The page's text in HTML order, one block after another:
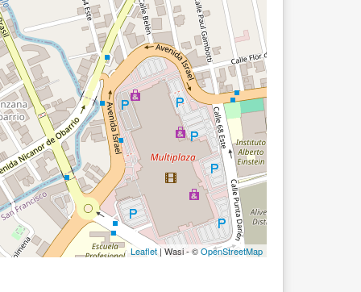
Leaflet | Wasi - ©OpenStreetMap